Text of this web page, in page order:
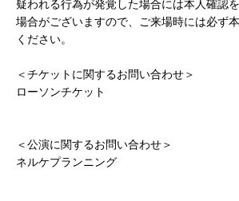
疑われる行為が発覚した場合には本人確認
場合がございますので、ご来場時には必ず
ください。
＜チケットに関するお問い合わせ＞
ローソンチケット
＜公演に関するお問い合わせ＞
ネルケプランニング